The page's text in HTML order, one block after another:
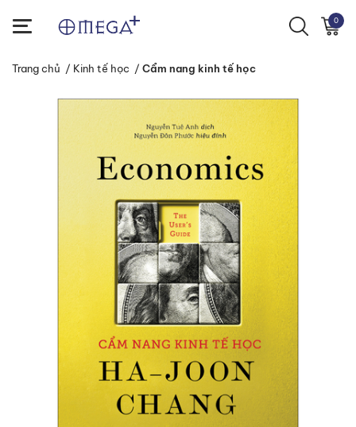
0
Trang chủ / Kinh tế học / Cẩm nang kinh tế học